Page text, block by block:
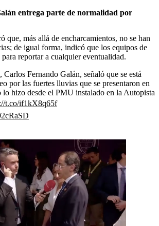
entrega parte de normalidad por
que, más allá de encharcamientos, no se han
de igual forma, indicó que los equipos de
para reportar a cualquier eventualidad.
Fernando Galán, señaló que se está
por las fuertes lluvias que se presentaron en
hizo desde el PMU instalado en la Autopista
t.co/if1kX8q65f